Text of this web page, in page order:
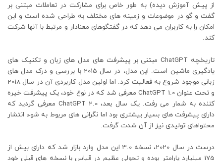
از پیش آموزش دیده) به‌ طور خاص برای مشارکت در تعاملات مبتنی بر
گفت ‌و گو در موضوعات و زمینه‌ های مختلف به‌ طراحی شده است و این
امکان را به کاربران می ‌دهد که در گفتگوهای معنادار و مرتبط با آنها شرکت
کند.
تاریخچه ChatGPT مبتنی بر پیشرفت های مدل های زبان و تکنیک های
یادگیری ماشین است. این مدل، در سال 2015 با بررسی و درک مدل های
زبانی موجود شروع به فعالیت کرد. اما اولین مدل کاربردی آن در سال 2018
و تحت عنوان ChatGPT 1.0 معرفی شد که در نوع خود، یک پیشرفت خیره
کننده به شمار می رفت. یک سال بعد، ChatGPT 2.0 معرفی گردید که
دارای پیشرفت های بسیار بیشتری بود اما نگرانی های مربوط به شوء انتشار
محتواهای تولیدی نیز از آن شدت گرفت.
درست در سال 2020، نسخه 3.0 این مدل وارد بازار شد که دارای بیش از
175 میلیارد پارامتر بوده و تحولی عظیم در قیاس با نسخه های قبلی خود